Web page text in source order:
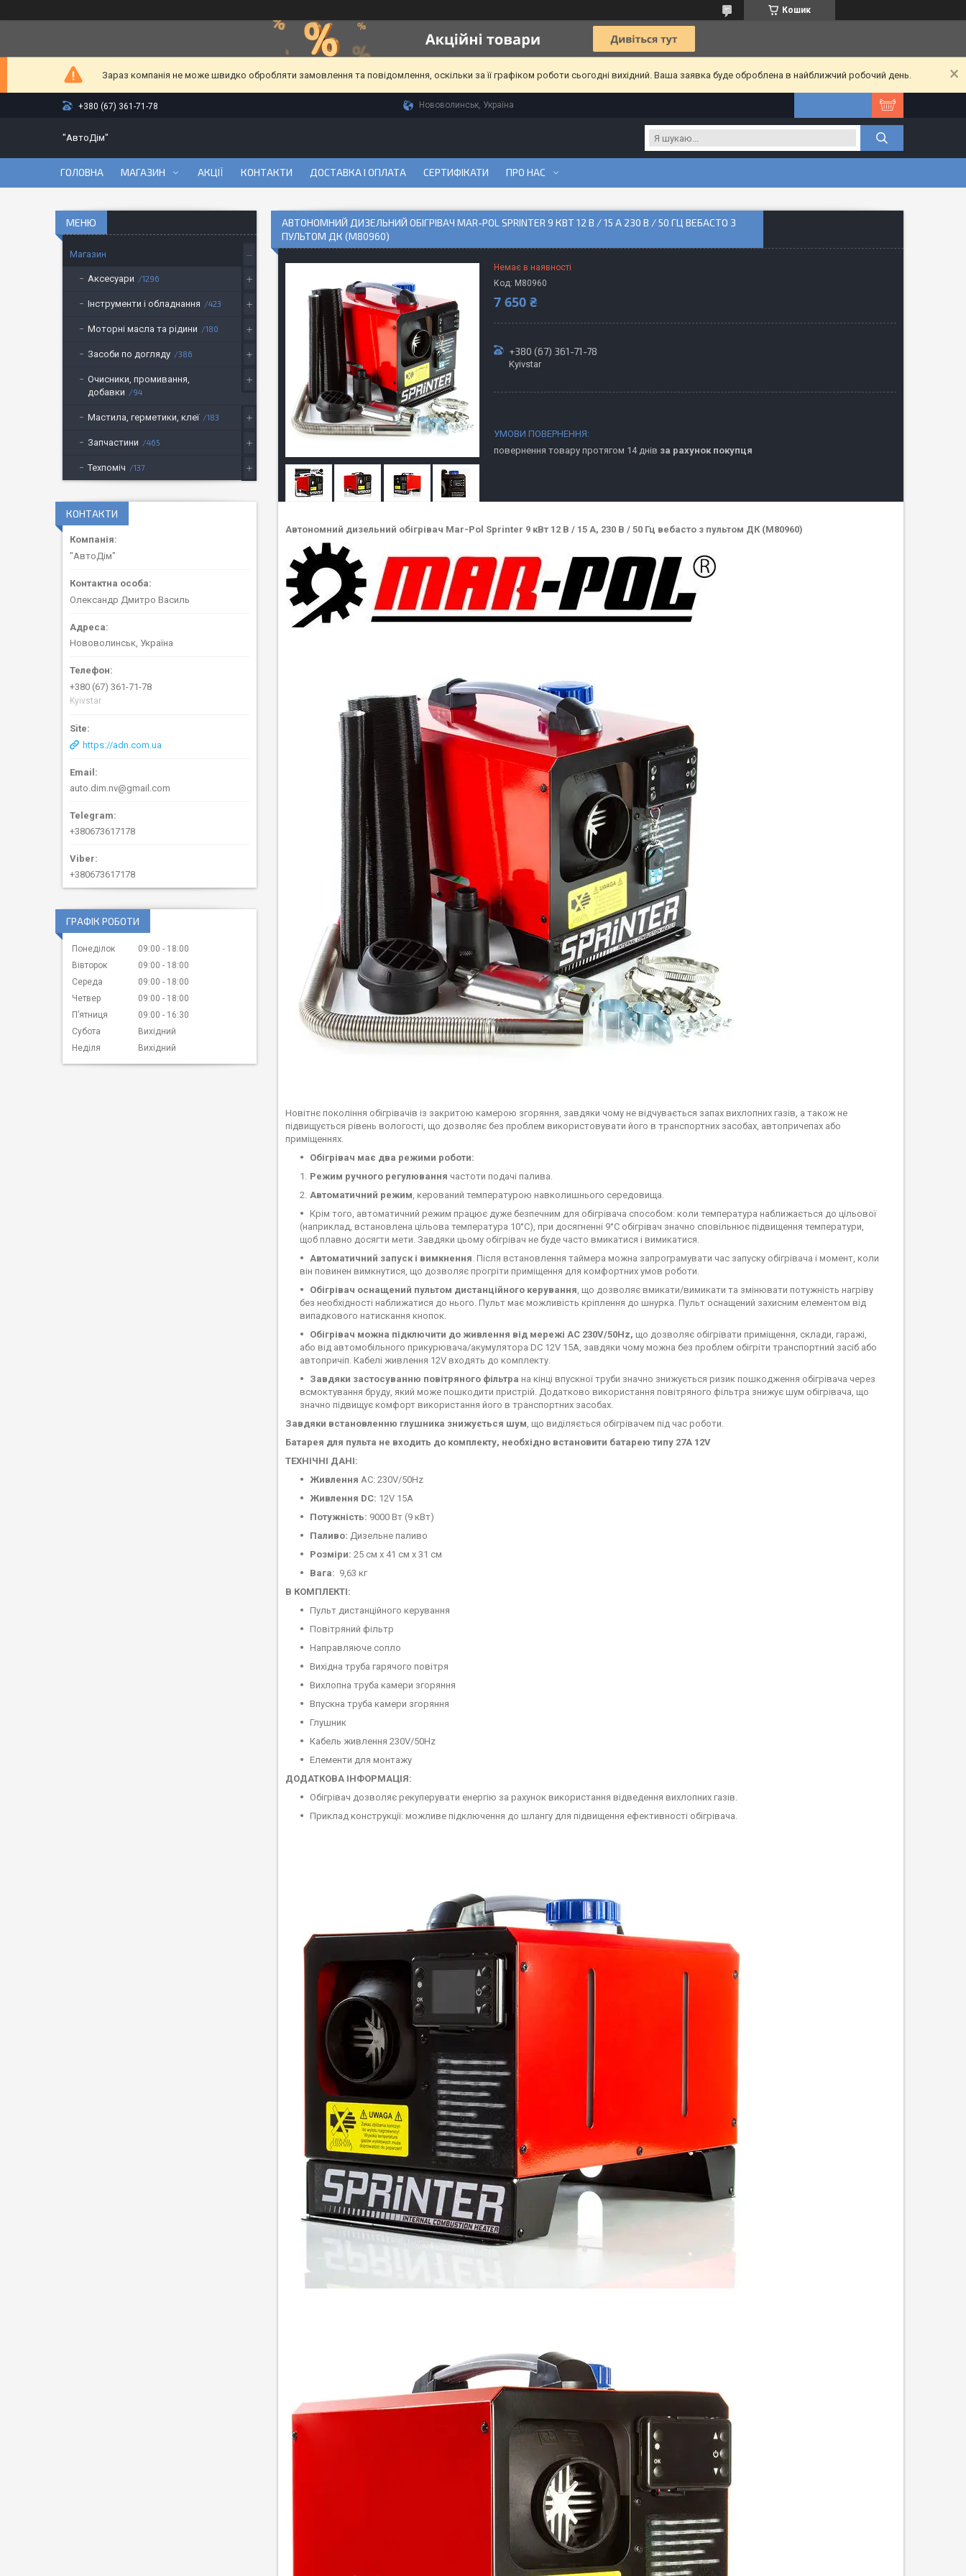
Кошик
Зараз компанія не може швидко обробляти замовлення та повідомлення, оскільки за її графіком роботи сьогодні вихідний. Ваша заявка буде оброблена в найближчий робочий день.
+380 (67) 361-71-78 Нововолинськ, Україна
"АвтоДім"
ГОЛОВНА МАГАЗИН АКЦІЇ КОНТАКТИ ДОСТАВКА І ОПЛАТА СЕРТИФІКАТИ ПРО НАС
АВТОНОМНИЙ ДИЗЕЛЬНИЙ ОБІГРІВАЧ MAR-POL SPRINTER 9 КВТ 12 В / 15 А 230 В / 50 ГЦ ВЕБАСТО З
ПУЛЬТОМ ДК (M80960)
Немає в наявності
Код: M80960
7 650 ₴
+380 (67) 361-71-78
Kyivstar
повернення товару протягом 14 днів за рахунок покупця
Автономний дизельний обігрівач Mar-Pol Sprinter 9 кВт 12 В / 15 А, 230 В / 50 Гц вебасто з пультом ДК (M80960)
Новітнє покоління обігрівачів із закритою камерою згоряння, завдяки чому не відчувається запах вихлопних газів, а також не
підвищується рівень вологості, що дозволяє без проблем використовувати його в транспортних засобах, автопричепах або
приміщеннях.
Обігрівач має два режими роботи:
Режим ручного регулювання частоти подачі палива.
Автоматичний режим, керований температурою навколишнього середовища.
Крім того, автоматичний режим працює дуже безпечним для обігрівача способом: коли температура наближається до цільової
(наприклад, встановлена цільова температура 10°C), при досягненні 9°C обігрівач значно сповільнює підвищення температури,
щоб плавно досягти мети. Завдяки цьому обігрівач не буде часто вмикатися і вимикатися.
Автоматичний запуск і вимкнення. Після встановлення таймера можна запрограмувати час запуску обігрівача і момент, коли
він повинен вимкнутися, що дозволяє прогріти приміщення для комфортних умов роботи.
Обігрівач оснащений пультом дистанційного керування, що дозволяє вмикати/вимикати та змінювати потужність нагріву
без необхідності наближатися до нього. Пульт має можливість кріплення до шнурка. Пульт оснащений захисним елементом від
випадкового натискання кнопок.
Обігрівач можна підключити до живлення від мережі AC 230V/50Hz, що дозволяє обігрівати приміщення, склади, гаражі,
або від автомобільного прикурювача/акумулятора DC 12V 15A, завдяки чому можна без проблем обігріти транспортний засіб або
автопричіп. Кабелі живлення 12V входять до комплекту.
Завдяки застосуванню повітряного фільтра на кінці впускної труби значно знижується ризик пошкодження обігрівача через
всмоктування бруду, який може пошкодити пристрій. Додатково використання повітряного фільтра знижує шум обігрівача, що
значно підвищує комфорт використання його в транспортних засобах.
Завдяки встановленню глушника знижується шум, що виділяється обігрівачем під час роботи.
Батарея для пульта не входить до комплекту, необхідно встановити батарею типу 27A 12V
ТЕХНІЧНІ ДАНІ:
Живлення AC: 230V/50Hz
Живлення DC: 12V 15A
Потужність: 9000 Вт (9 кВт)
Паливо: Дизельне паливо
Розміри: 25 см x 41 см x 31 см
Вага: 9,63 кг
В КОМПЛЕКТІ:
Пульт дистанційного керування
Повітряний фільтр
Направляюче сопло
Вихідна труба гарячого повітря
Вихлопна труба камери згоряння
Впускна труба камери згоряння
Глушник
Кабель живлення 230V/50Hz
Елементи для монтажу
ДОДАТКОВА ІНФОРМАЦІЯ:
Обігрівач дозволяє рекуперувати енергію за рахунок використання відведення вихлопних газів.
Приклад конструкції: можливе підключення до шлангу для підвищення ефективності обігрівача.
Магазин
Аксесуари 1296
Інструменти і обладнання 423
Моторні масла та рідини 180
Засоби по догляду 386
Очисники, промивання,
добавки
94
Мастила, герметики, клеї 183
Запчастини 465
Техпоміч 137
КОНТАКТИ
"АвтоДім"
Олександр Дмитро Василь
Нововолинськ, Україна
+380 (67) 361-71-78
Kyivstar
https://adn.com.ua
auto.dim.nv@gmail.com
+380673617178
+380673617178
ГРАФІК РОБОТИ
Понеділок 09:00
18:00
Вівторок
09:00
18:00
Середа
09:00
18:00
Четвер
09:00
18:00
Пʼятниця
09:00
16:30
Субота
Вихідний
Неділя
Вихідний